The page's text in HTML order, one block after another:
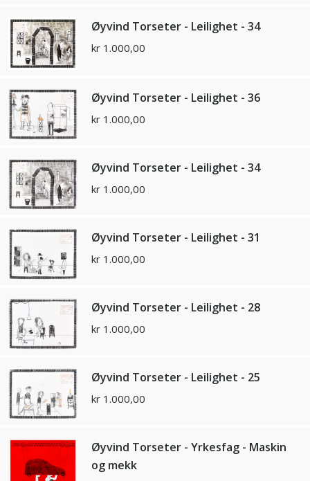
Øyvind Torseter - Leilighet - 34
kr 1.000,00
Øyvind Torseter - Leilighet - 36
kr 1.000,00
Øyvind Torseter - Leilighet - 34
kr 1.000,00
Øyvind Torseter - Leilighet - 31
kr 1.000,00
Øyvind Torseter - Leilighet - 28
kr 1.000,00
Øyvind Torseter - Leilighet - 25
kr 1.000,00
Øyvind Torseter - Yrkesfag - Maskin
og mekk